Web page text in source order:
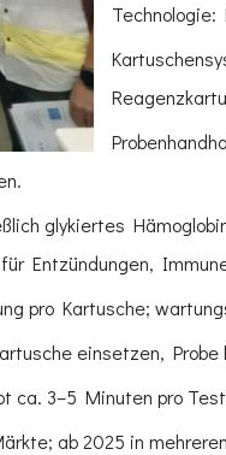
glykiertes
Entzündungen,
pro Kartusche;
einsetzen,
ca. 3–5 Minuten pro
ab 2025 in